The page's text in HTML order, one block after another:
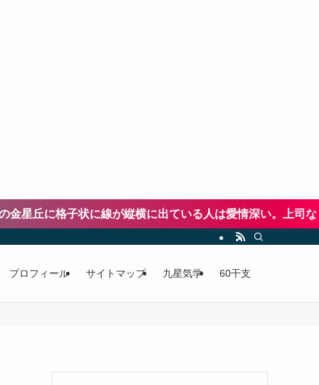
丘に格子状に線が縦横に出ている人は愛情深い。上司なら
プロフィール サイトマップ 九星気学 60干支